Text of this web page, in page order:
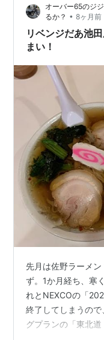
たい方はそれぞれ
しの場合は、画面を
オーバー65のジ
るか？ • 8ヶ月前
リベンジだあ池
まい！
先月は佐野ラーメ
ず。1か月経ち、寒
れとNEXCOの「
終了してしまうの
グプランの「東北